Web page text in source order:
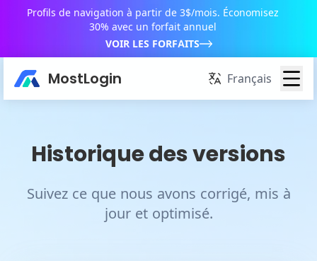
Profils de navigation à partir de 3$/mois. Économisez
30% avec un forfait annuel
VOIR LES FORFAITS
MostLogin Français
Historique des versions
Suivez ce que nous avons corrigé, mis à
jour et optimisé.